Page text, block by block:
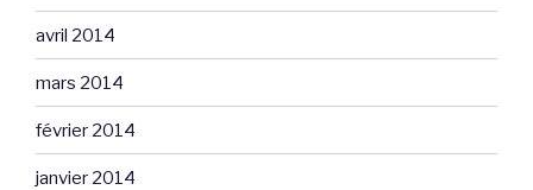
avril 2014
mars 2014
février 2014
janvier 2014